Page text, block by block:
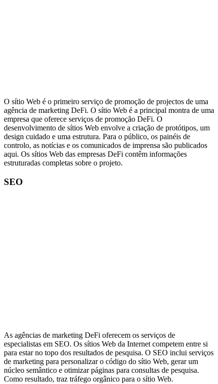
O sítio Web é o primeiro serviço de promoção de projectos de uma
agência de marketing DeFi. O sítio Web é a principal montra de uma
empresa que oferece serviços de promoção DeFi. O
desenvolvimento de sítios Web envolve a criação de protótipos, um
design cuidado e uma estrutura. Para o público, os painéis de
controlo, as notícias e os comunicados de imprensa são publicados
aqui. Os sítios Web das empresas DeFi contêm informações
estruturadas completas sobre o projeto.
SEO
As agências de marketing DeFi oferecem os serviços de
especialistas em SEO. Os sítios Web da Internet competem entre si
para estar no topo dos resultados de pesquisa. O SEO inclui serviços
de marketing para personalizar o código do sítio Web, gerar um
núcleo semântico e otimizar páginas para consultas de pesquisa.
Como resultado, traz tráfego orgânico para o sítio Web.